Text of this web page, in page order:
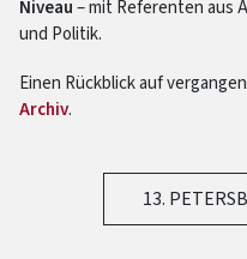
Niveau– mit Referenten aus
und Politik.
Einen Rückblick auf
Archiv.
13.